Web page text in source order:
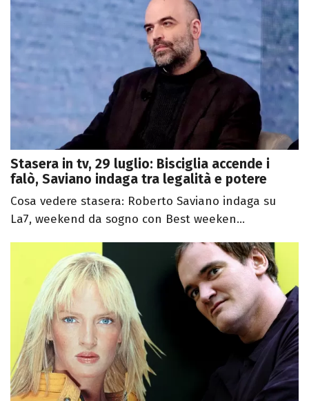
Stasera in tv, 29 luglio: Bisciglia accende i
falò, Saviano indaga tra legalità e potere
Cosa vedere stasera: Roberto Saviano indaga su
La7, weekend da sogno con Best weeken...